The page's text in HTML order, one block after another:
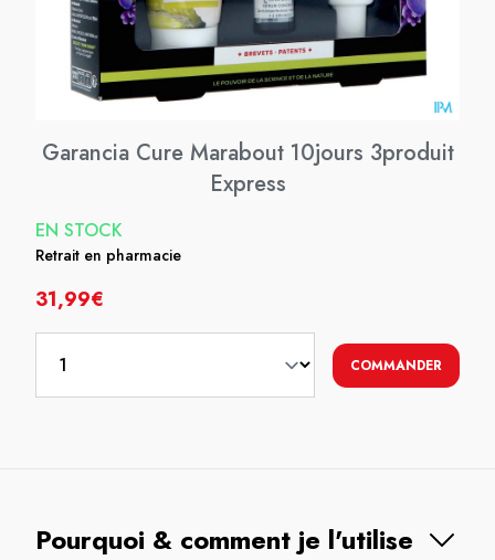
Garancia Cure Marabout 10jours 3produit
Express
EN STOCK
Retrait en pharmacie
31,99€
COMMANDER
Pourquoi & comment je l'utilise